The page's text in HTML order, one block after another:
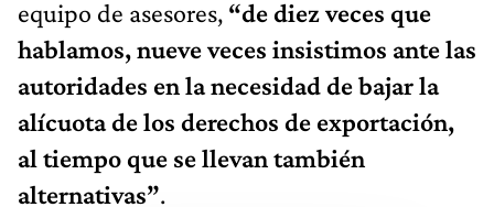
equipo de asesores, “de diez veces que
hablamos, nueve veces insistimos ante las
autoridades en la necesidad de bajar la
alícuota de los derechos de exportación,
al tiempo que se llevan también
alternativas”.